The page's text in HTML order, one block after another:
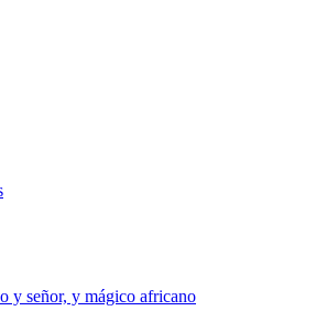
y señor, y mágico africano